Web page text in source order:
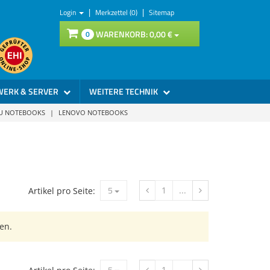
Login | Merkzettel (0) | Sitemap
0 WARENKORB:0,00€
& SERVER WEITERE TECHNIK
NOTEBOOKS | LENOVO NOTEBOOKS
1 ...
Artikel pro Seite: 5